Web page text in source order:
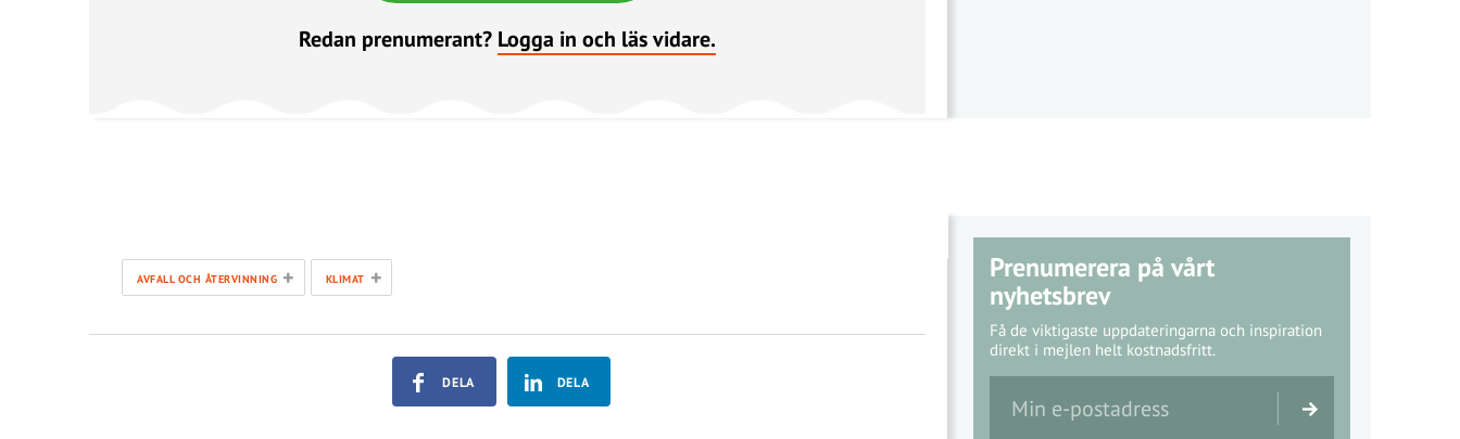
Redan prenumerant? Logga in och läs vidare.
AVFALL OCH ÅTERVINNING + KLIMAT +
DELA DELA
Prenumerera på vårt
nyhetsbrev
Få de viktigaste uppdateringarna och inspiration
direkt i mejlen helt kostnadsfritt.